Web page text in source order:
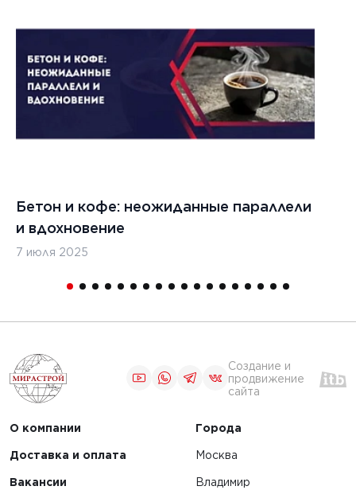
г.
1
Бетон и кофе: неожиданные параллели
и вдохновение
7 июля 2025
Создание и
продвижение
сайта
О компании
Доставка и оплата
Вакансии
Города
Москва
Владимир